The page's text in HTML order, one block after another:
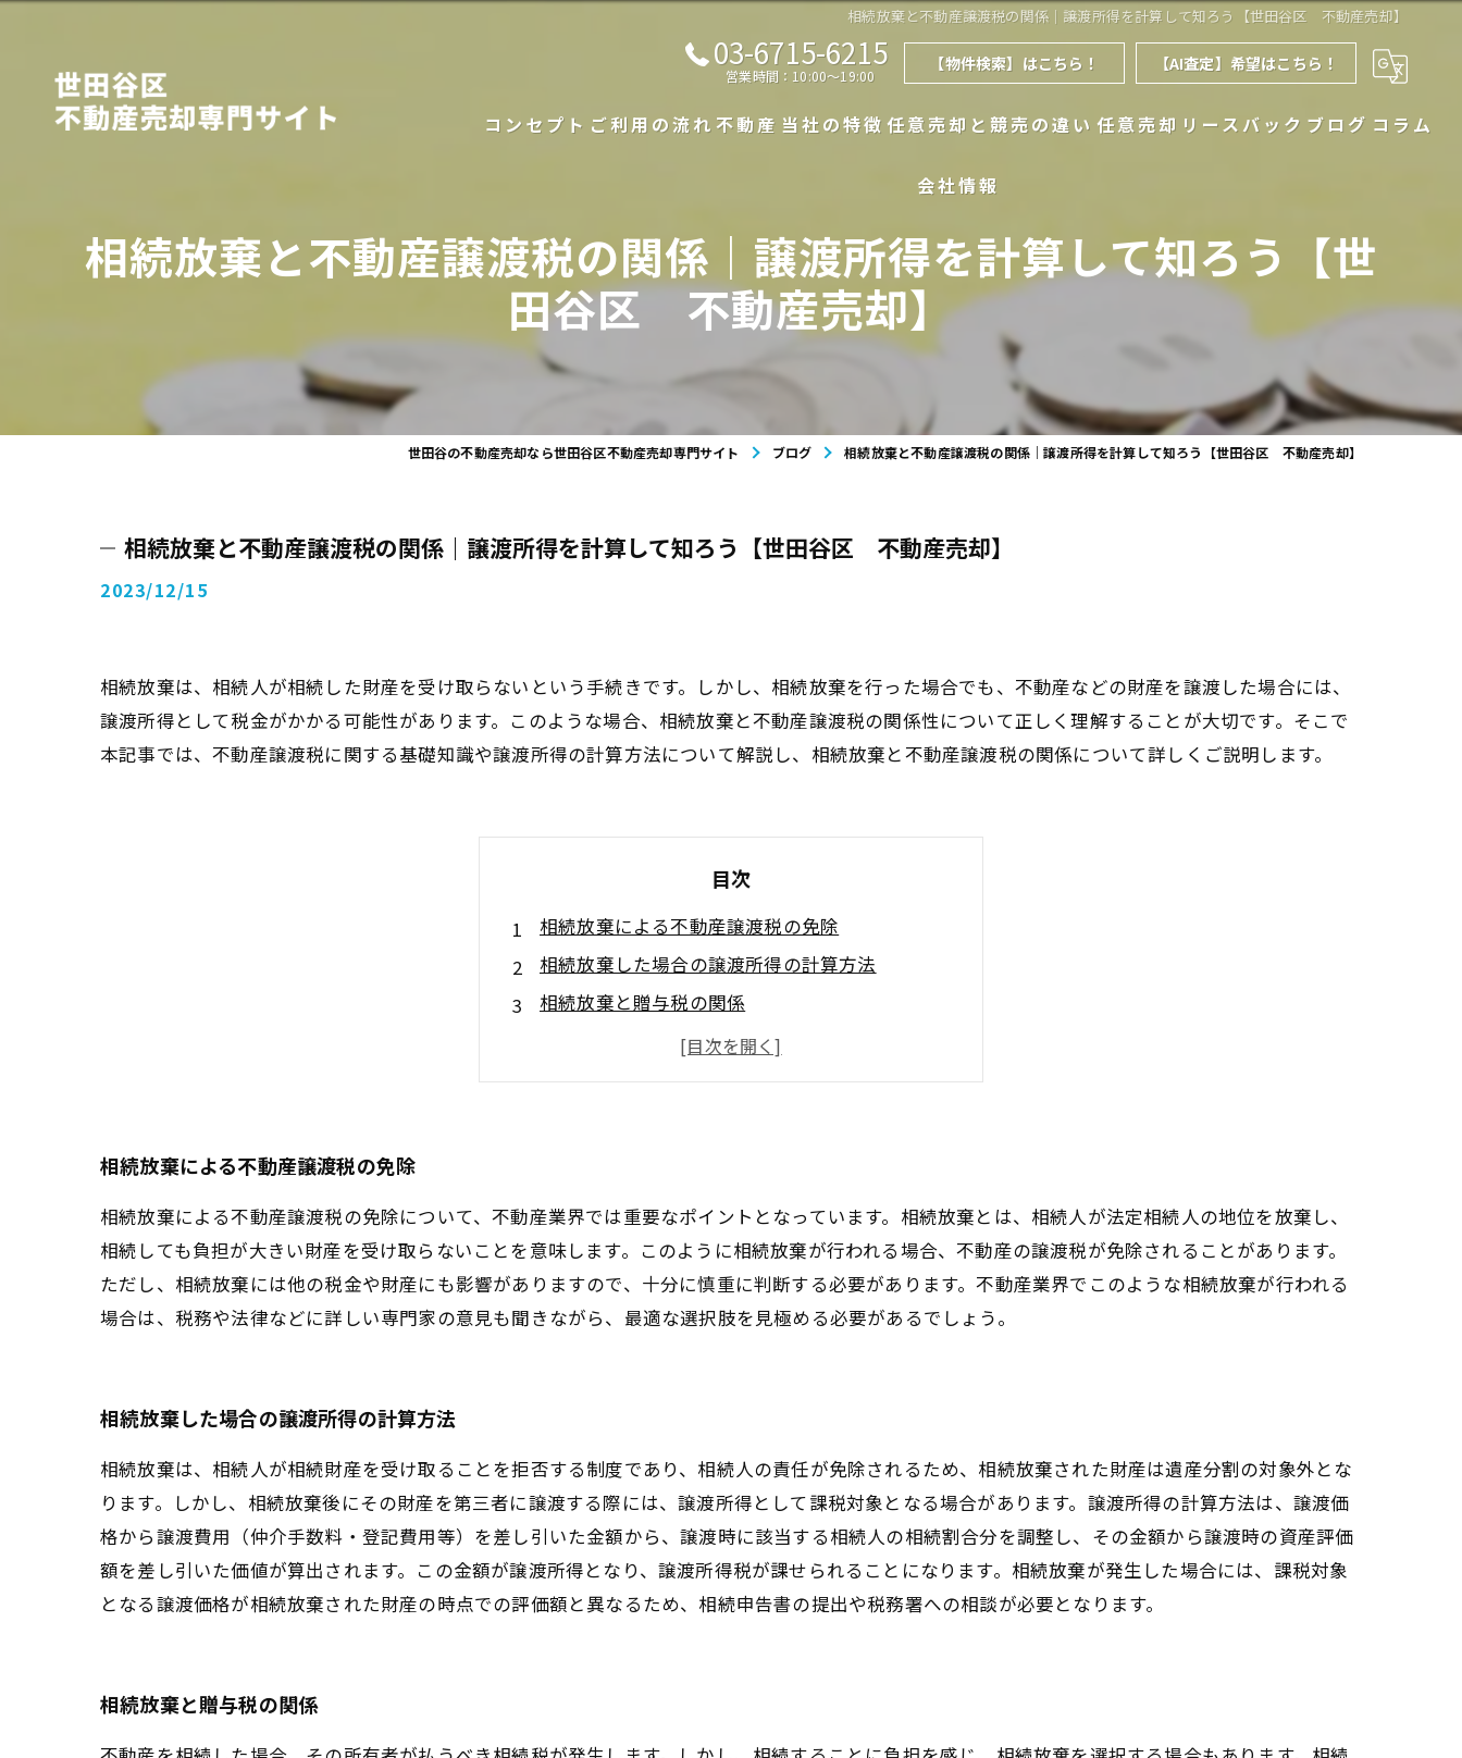
相続放棄と不動産譲渡税の関係｜譲渡所得を計算して知ろう【世田谷区 不動産売却】
03-6715-6215
営業時間：10:00～19:00
【物件検索】はこちら！ 【AI査定】希望はこちら！
コンセプト ご利用の流れ
よくある質問
不動産
不動産の売買実績
査定実績
当社の特徴
マンション
相続
任意売却と競売の違い 任意売却 リースバック ブログ コラム
会社情報
相続放棄と不動産譲渡税の関係｜譲渡所得を計算して知ろう【世
田谷区 不動産売却】
世田谷の不動産売却なら世田谷区不動産売却専門サイト ブログ 相続放棄と不動産譲渡税の関係｜譲渡所得を計算して知ろう【世田谷区 不動産売却】
相続放棄と不動産譲渡税の関係｜譲渡所得を計算して知ろう【世田谷区 不動産売却】
2023/12/15
相続放棄は、相続人が相続した財産を受け取らないという手続きです。しかし、相続放棄を行った場合でも、不動産などの財産を譲渡した場合には、
譲渡所得として税金がかかる可能性があります。このような場合、相続放棄と不動産譲渡税の関係性について正しく理解することが大切です。そこで
本記事では、不動産譲渡税に関する基礎知識や譲渡所得の計算方法について解説し、相続放棄と不動産譲渡税の関係について詳しくご説明します。
目次
相続放棄による不動産譲渡税の免除
相続放棄した場合の譲渡所得の計算方法
相続放棄と贈与税の関係
相続放棄の手続きと注意点
相続放棄のメリットとデメリット
相続放棄による不動産譲渡税の免除
相続放棄による不動産譲渡税の免除について、不動産業界では重要なポイントとなっています。相続放棄とは、相続人が法定相続人の地位を放棄し、
相続しても負担が大きい財産を受け取らないことを意味します。このように相続放棄が行われる場合、不動産の譲渡税が免除されることがあります。
ただし、相続放棄には他の税金や財産にも影響がありますので、十分に慎重に判断する必要があります。不動産業界でこのような相続放棄が行われる
場合は、税務や法律などに詳しい専門家の意見も聞きながら、最適な選択肢を見極める必要があるでしょう。
相続放棄した場合の譲渡所得の計算方法
相続放棄は、相続人が相続財産を受け取ることを拒否する制度であり、相続人の責任が免除されるため、相続放棄された財産は遺産分割の対象外とな
ります。しかし、相続放棄後にその財産を第三者に譲渡する際には、譲渡所得として課税対象となる場合があります。譲渡所得の計算方法は、譲渡価
格から譲渡費用（仲介手数料・登記費用等）を差し引いた金額から、譲渡時に該当する相続人の相続割合分を調整し、その金額から譲渡時の資産評価
額を差し引いた価値が算出されます。この金額が譲渡所得となり、譲渡所得税が課せられることになります。相続放棄が発生した場合には、課税対象
となる譲渡価格が相続放棄された財産の時点での評価額と異なるため、相続申告書の提出や税務署への相談が必要となります。
相続放棄と贈与税の関係